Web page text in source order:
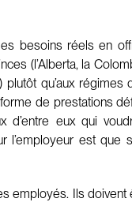
besoins réels en
(l’Alberta, la
qu’aux régimes
de prestations
d’entre eux qui
l’employeur est que
employés. Ils